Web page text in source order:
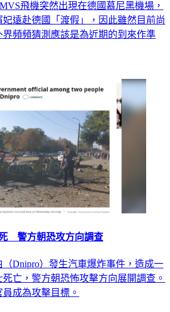
飛機突然出現在德國慕尼黑機場，
遠赴德國「渡假」，因此雖然目前尚
頻頻猜測應該是為近期的到來作準
警方朝恐攻方向調查
Dnipro）發生汽車爆炸事件，造成一
亡，警方朝恐怖攻擊方向展開調查。
成為攻擊目標。